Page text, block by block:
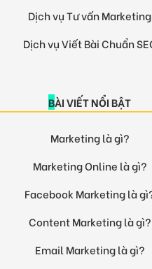
Dịch vụ Tư vấn Marketing
Dịch vụ Viết Bài Chuẩn
BÀI VIẾT NỔI BẬT
Marketing là gì?
Marketing Online là gì?
Facebook Marketing là
Content Marketing là gì?
Email Marketing là gì?